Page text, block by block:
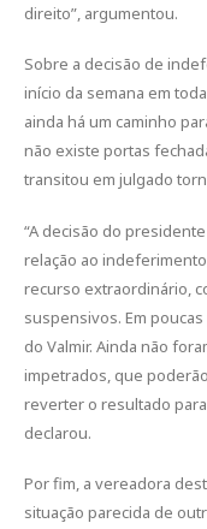
direito”, argumentou.
Sobre a decisão de
início da semana em
ainda há um caminho
não existe portas
transitou em julgado
“A decisão do
relação ao
recurso extraordinário,
suspensivos. Em
do Valmir. Ainda não
impetrados, que
reverter o resultado
declarou.
Por fim, a vereadora
situação parecida de